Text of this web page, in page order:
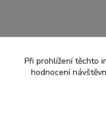
Při prohlížení těchto
hodnocení